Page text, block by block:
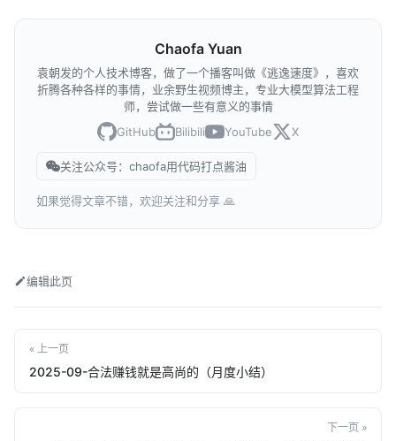
Chaofa Yuan
袁朝发的个人技术博客，做了一个播客叫做《逃逸速度》，喜欢
折腾各种各样的事情，业余野生视频博主，专业大模型算法工程
师，尝试做一些有意义的事情
GitHub
Bilibili YouTube X
关注公众号：chaofa用代码打点酱油
如果觉得文章不错，欢迎关注和分享 🙏
编辑此页
« 上一页
2025-09-合法赚钱就是高尚的（月度小结）
下一页 »